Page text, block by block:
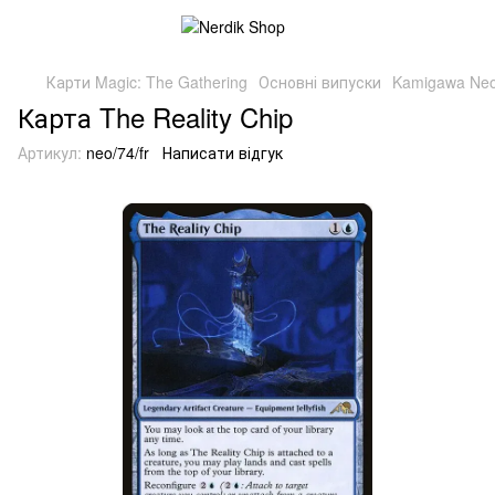
Карти Magic: The Gathering Основні випуски Kamigawa
Карта The Reality Chip
Артикул: neo/74/fr Написати відгук